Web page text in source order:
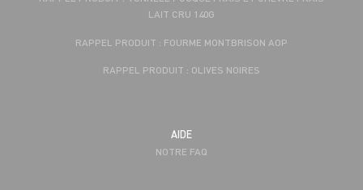
LAIT CRU 140G
RAPPEL PRODUIT : FOURME MONTBRISON AOP
RAPPEL PRODUIT : OLIVES NOIRES
AIDE
NOTRE FAQ